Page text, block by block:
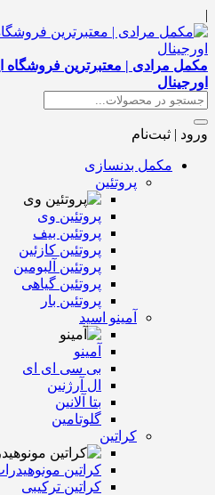
|
مکمل مرادی | معتبرترین فروشگاه
اورجینال
ورود | ثبت‌نام
مکمل بدنسازی
پروتئین
پروتئین وی
پروتئین بیف
پروتئین کازئین
پروتئین آلبومین
پروتئین گیاهی
پروتئین بار
آمینو اسید
آمینو
بی سی ای ای
ال آرژنین
بتا آلانین
گلوتامین
کراتین
کراتین
کراتین ترکیبی